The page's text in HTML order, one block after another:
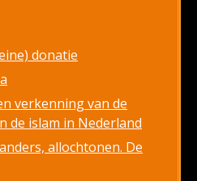
donatie
verkenning van de
de islam in Nederland
allochtonen. De